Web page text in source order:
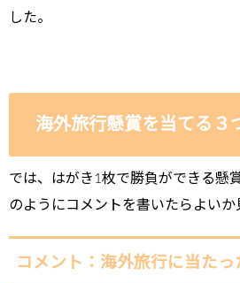
した。
海外旅行懸賞を当てる３
では、はがき1枚で勝負ができる懸
のようにコメントを書いたらよいか
コメント：海外旅行に当た